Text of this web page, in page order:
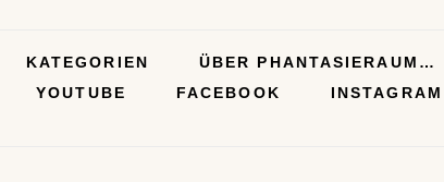
KATEGORIEN ÜBER PHANTASIERAUM…
YOUTUBE FACEBOOK INSTAGRAM